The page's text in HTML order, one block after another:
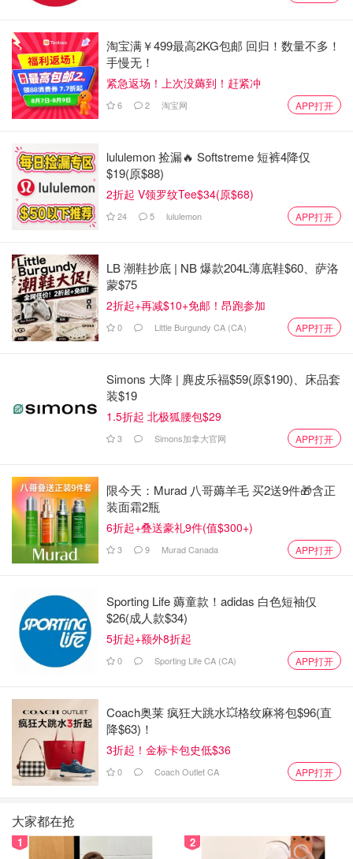
《母狮 第三季》Lioness Season 3
主演:佐伊·索尔达娜 / 妮可·基德曼 / 摩根·弗里曼 / 蕾斯拉·德·奥利
维拉 / 拉莫尼卡·加勒特
首播:2026-08-02
对Joe来说，责任和家庭的内忧外患愈演愈烈，未知的阴谋
萦绕。
2026年 美剧 预告《母狮 第三季 Lioness 》Season 3
淘宝满￥499最高2KG包邮 回归！数量不多！
手慢无！
紧急返场！上次没薅到！赶紧冲
6 2 淘宝网 APP打开
lululemon 捡漏🔥 Softstreme 短裤4降仅
$19(原$88)
2折起 V领罗纹Tee$34(原$68)
24 5 lululemon APP打开
LB 潮鞋抄底 | NB 爆款204L薄底鞋$60、萨洛
蒙$75
2折起+再减$10+免邮！昂跑参加
0 Little Burgundy CA (CA） APP打开
Simons 大降 | 麂皮乐福$59(原$190)、床品套
装$19
1.5折起 北极狐腰包$29
3 Simons加拿大官网 APP打开
限今天：Murad 八哥薅羊毛 买2送9件🎁含正
装面霜2瓶
6折起+叠送豪礼9件(值$300+)
3 9 Murad Canada APP打开
Sporting Life 薅童款！adidas 白色短袖仅
$26(成人款$34)
5折起+额外8折起
0 Sporting Life CA (CA) APP打开
Coach奥莱 疯狂大跳水💥格纹麻将包$96(直
降$63)！
3折起！金标卡包史低$36
0 Coach Outlet CA APP打开
大家都在抢
1 2